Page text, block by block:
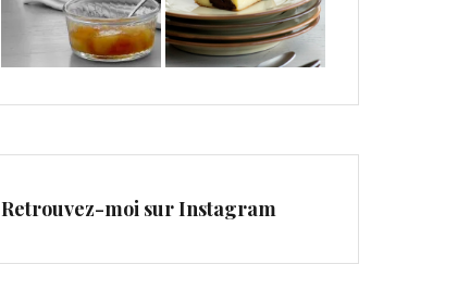
Retrouvez-moi sur Instagram